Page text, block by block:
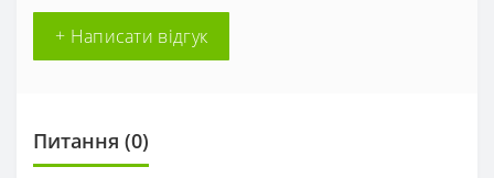
+ Написати відгук
Питання (0)